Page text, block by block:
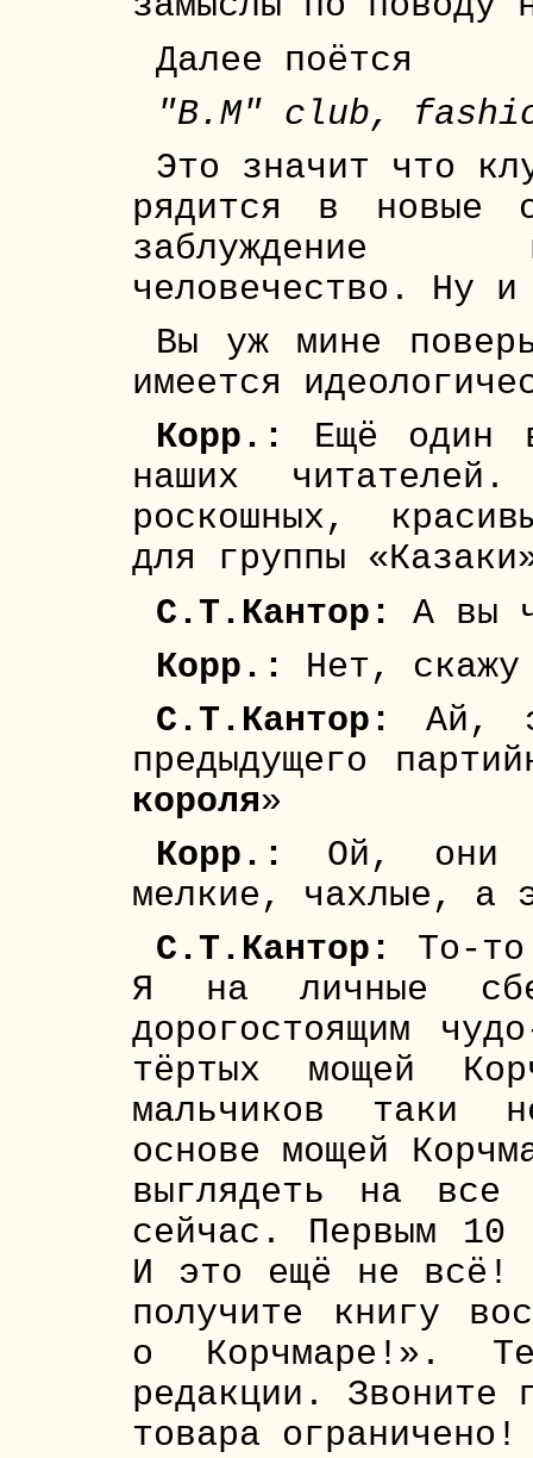
Далее поётся
"B.M" club,
Это значит что
рядится в новые
заблуждение
человечество. Ну
Вы уж мине
имеется
Корр.:
Ещё один
наших
роскошных,
для группы
С.Т.Кантор:
А вы
Корр.:
Нет,
С.Т.Кантор:
Ай,
предыдущего
короля»
Корр.:
Ой, они
мелкие, чахлые, а
С.Т.Кантор:
То-
Я на личные
дорогостоящим
тёртых мощей
мальчиков таки
основе мощей
выглядеть на все
сейчас. Первым 10
И это ещё не всё!
получите книгу
о Корчмаре!».
редакции. Звоните
товара ограничено!